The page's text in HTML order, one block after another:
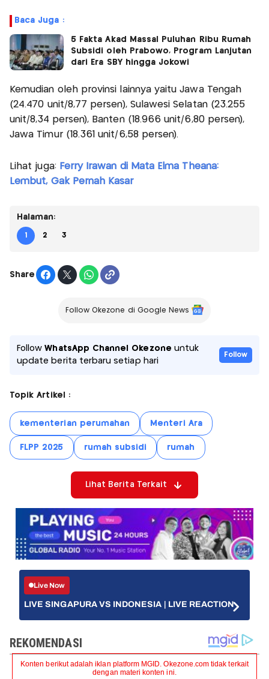
Baca Juga :
5 Fakta Akad Massal Puluhan Ribu Rumah
Subsidi oleh Prabowo, Program Lanjutan
dari Era SBY hingga Jokowi
Kemudian oleh provinsi lainnya yaitu Jawa Tengah
(24.470 unit/8,77 persen), Sulawesi Selatan (23.255
unit/8,34 persen), Banten (18.966 unit/6,80 persen),
Jawa Timur (18.361 unit/6,58 persen).
Lihat juga: Ferry Irawan di Mata Elma Theana:
Lembut, Gak Pernah Kasar
Halaman:
1 2 3
Share
Follow Okezone di Google News
FollowWhatsApp Channel Okezone untuk
update berita terbaru setiap hari
Follow
Topik Artikel :
kementerian perumahan Menteri Ara
FLPP 2025 rumah subsidi rumah
Lihat Berita Terkait
Live Now
LIVE SINGAPURA VS INDONESIA | LIVE REACTION